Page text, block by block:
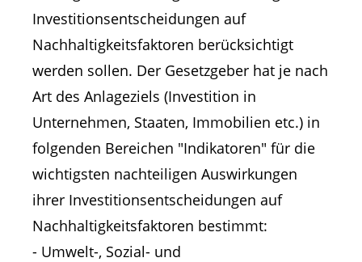
Investitionsentscheidungen auf
Nachhaltigkeitsfaktoren berücksichtigt
werden sollen. Der Gesetzgeber hat je nach
Art des Anlageziels (Investition in
Unternehmen, Staaten, Immobilien etc.) in
folgenden Bereichen "Indikatoren" für die
wichtigsten nachteiligen Auswirkungen
ihrer Investitionsentscheidungen auf
Nachhaltigkeitsfaktoren bestimmt:
- Umwelt-, Sozial- und